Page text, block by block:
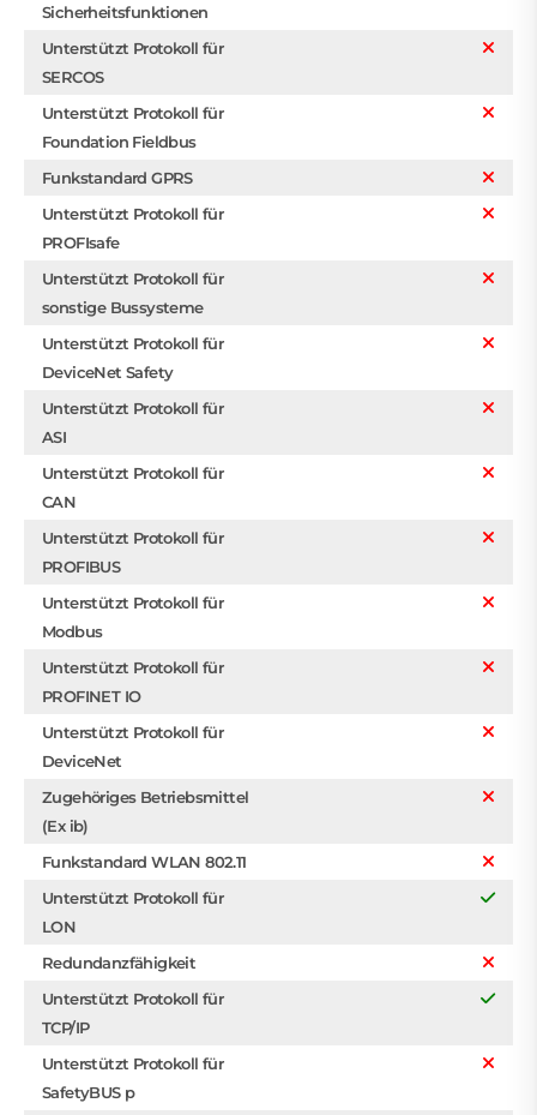
Sicherheitsfunktionen
Unterstützt Protokoll für
SERCOS
Unterstützt Protokoll für
Foundation Fieldbus
Funkstandard GPRS
Unterstützt Protokoll für
PROFIsafe
Unterstützt Protokoll für
sonstige Bussysteme
Unterstützt Protokoll für
DeviceNet Safety
Unterstützt Protokoll für
ASI
Unterstützt Protokoll für
CAN
Unterstützt Protokoll für
PROFIBUS
Unterstützt Protokoll für
Modbus
Unterstützt Protokoll für
PROFINET IO
Unterstützt Protokoll für
DeviceNet
Zugehöriges Betriebsmittel
(Ex ib)
Funkstandard WLAN 802.11
Unterstützt Protokoll für
LON
Redundanzfähigkeit
Unterstützt Protokoll für
TCP/IP
Unterstützt Protokoll für
SafetyBUS p